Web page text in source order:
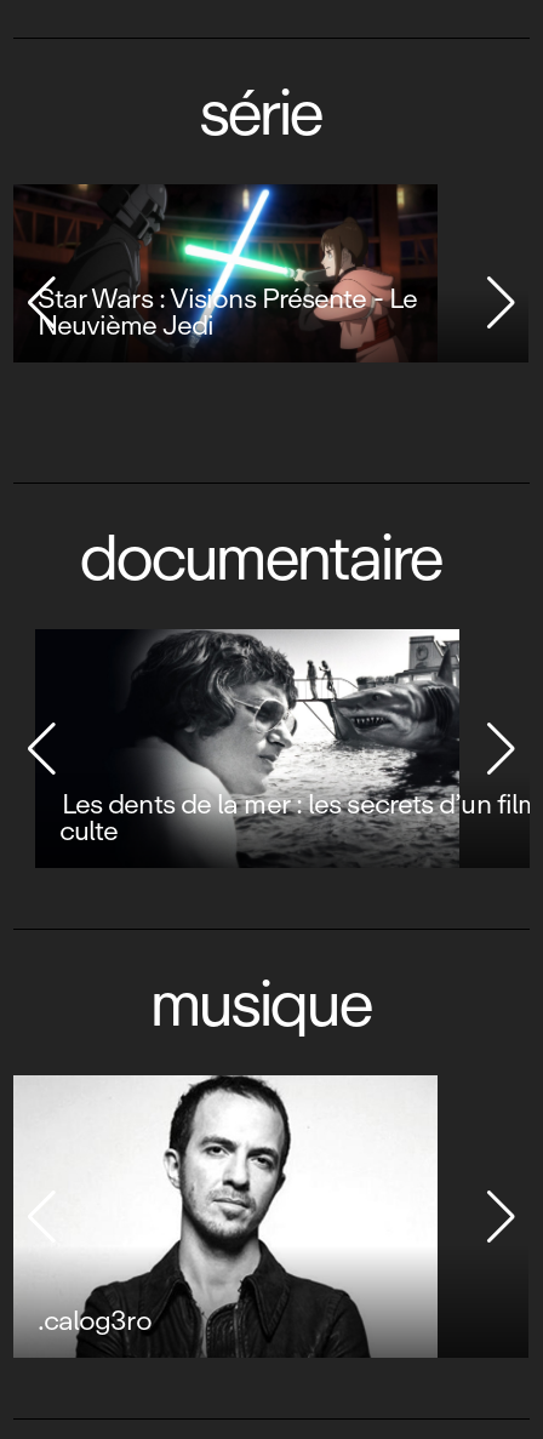
série
Star Wars : Visions Présente - Le
Neuvième Jedi
documentaire
Les dents de la mer : les secrets d’un film
culte
musique
.calog3ro